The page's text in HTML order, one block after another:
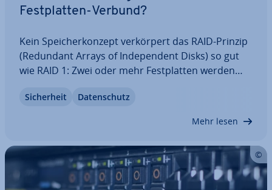
Fest­plat­ten-Verbund?
Kein Spei­cher­kon­zept ver­kör­pert das RAID-Prinzip
(Redundant Arrays of In­de­pen­dent Disks) so gut
wie RAID 1: Zwei oder mehr Fest­plat­ten werden
doppelter Aus­füh­rung zu speichern und zu­gäng­
Si­cher­heit Da­ten­schutz
Mehr lesen